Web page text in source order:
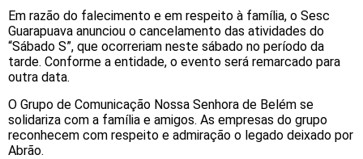
Em razão do falecimento e em respeito à família, o Sesc
Guarapuava anunciou o cancelamento das atividades do
“Sábado S”, que ocorreriam neste sábado no período da
tarde. Conforme a entidade, o evento será remarcado para
outra data.
O Grupo de Comunicação Nossa Senhora de Belém se
solidariza com a família e amigos. As empresas do grupo
reconhecem com respeito e admiração o legado deixado por
Abrão.